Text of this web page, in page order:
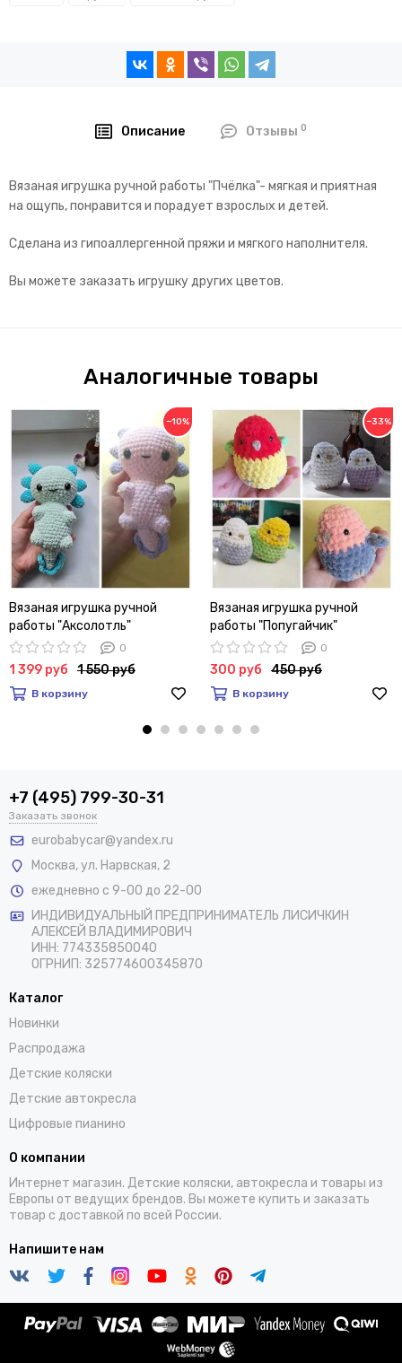
Описание Отзывы0
Вязаная игрушка ручной работы "Пчёлка"- мягкая и приятная
на ощупь, понравится и порадует взрослых и детей.
Сделана из гипоаллергенной пряжи и мягкого наполнителя.
Вы можете заказать игрушку других цветов.
Аналогичные товары
−10%
Вязаная игрушка ручной
работы "Аксолотль"
0
1 399 руб 1 550 руб
В корзину
−33%
Вязаная игрушка ручной
работы "Попугайчик"
0
300 руб 450 руб
В корзину
+7 (495) 799-30-31
Заказать звонок
eurobabycar@yandex.ru
Москва,ул. Нарвская, 2
ежедневно с 9-00 до 22-00
ИНДИВИДУАЛЬНЫЙ ПРЕДПРИНИМАТЕЛЬ ЛИСИЧКИН
АЛЕКСЕЙ ВЛАДИМИРОВИЧ
ИНН: 774335850040
ОГРНИП: 325774600345870
Каталог
Новинки
Распродажа
Детские коляски
Детские автокресла
Цифровые пианино
О компании
Интернет магазин. Детские коляски, автокресла и товары из
Европы от ведущих брендов. Вы можете купить и заказать
товар с доставкой по всей России.
Напишите нам